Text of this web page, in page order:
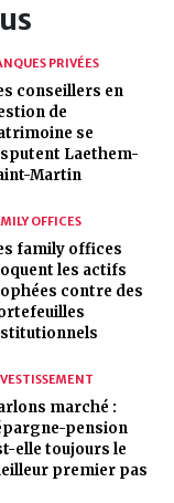
PRIVÉES
conseillers en
de
se
Laethem-
Martin
OFFICES
family offices
les actifs
contre des
marché :
pension
elle toujours le
premier pas